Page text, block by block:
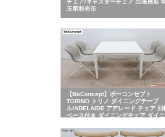
玉県和光市
【BoConcept】ボーコンセプト
TORINO トリノ ダイニングテーブ
ル/ADELAIDE アデレード チェア 回
ベース付き ダイニングチェア ダイニ